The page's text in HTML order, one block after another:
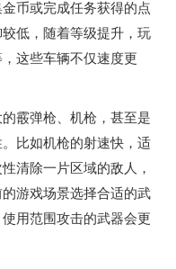
币或完成任务获得的点
低，随着等级提升，玩
这些车辆不仅速度更
霰弹枪、机枪，甚至是
比如机枪的射速快，适
清除一片区域的敌人，
游戏场景选择合适的武
用范围攻击的武器会更